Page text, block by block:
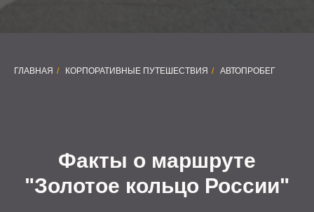
ГЛАВНАЯ / КОРПОРАТИВНЫЕ ПУТЕШЕСТВИЯ / АВТОПРОБЕГ
Факты о маршруте
"Золотое кольцо России"